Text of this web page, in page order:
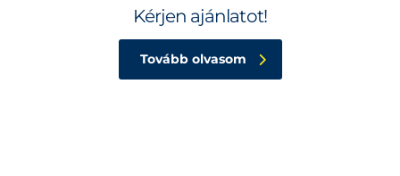
Kérjen ajánlatot!
Tovább olvasom